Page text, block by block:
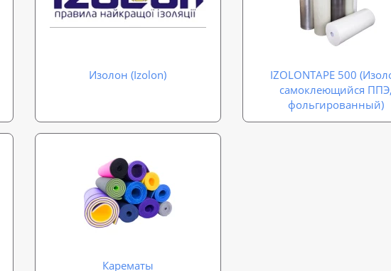
Изолон (Izolon)
IZOLONTAPE 500
самоклеющийся
фольгированный)
Карематы